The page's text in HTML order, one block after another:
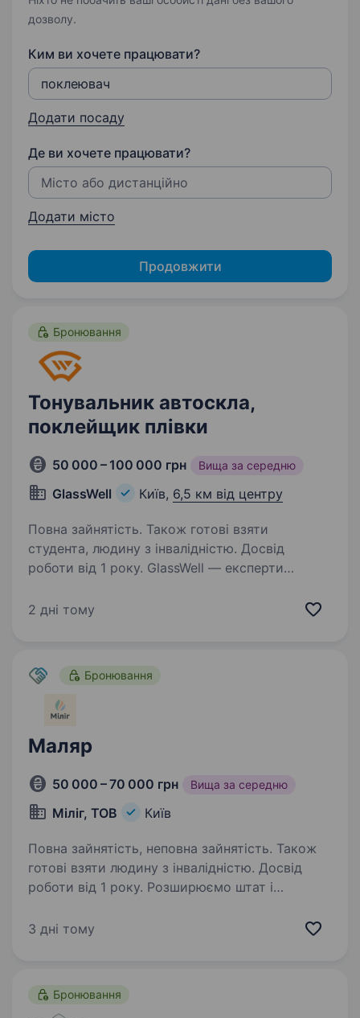
дозволу.
Ким ви хочете працювати?
Додати посаду
Де ви хочете працювати?
Додати місто
Продовжити
Бронювання
Тонувальник автоскла,
поклейщик плівки
50 000 – 100 000 грн Вища за середню
GlassWell Київ, 6,5 км від центру
Повна зайнятість. Також готові взяти
студента, людину з інвалідністю. Досвід
роботи від 1 року. GlassWell — експерти
автомобілів, та детейлінгу. Наша мережа вже
найкращий сервіс…
2 дні тому
Бронювання
Маляр
50 000 – 70 000 грн Вища за середню
Міліг, ТОВ Київ
Повна зайнятість, неповна зайнятість. Також
готові взяти людину з інвалідністю. Досвід
роботи від 1 року. Розширюємо штат і
неповну зайнятість Вимоги: Досвід роботи
3 дні тому
Бронювання